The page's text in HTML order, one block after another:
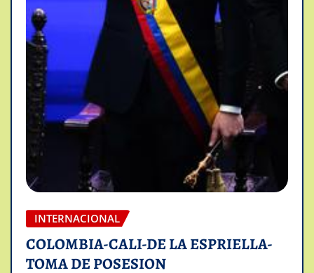
INTERNACIONAL
COLOMBIA-CALI-DE LA ESPRIELLA-
TOMA DE POSESION